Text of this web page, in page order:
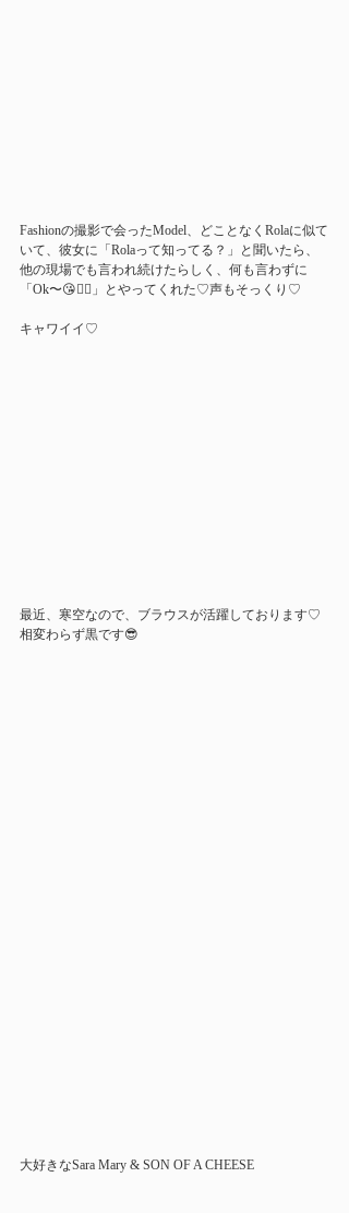
Fashionの撮影で会ったModel、どことなくRolaに似て
いて、彼女に「Rolaって知ってる？」と聞いたら、
他の現場でも言われ続けたらしく、何も言わずに
「Ok〜😘👌🏻」とやってくれた♡声もそっくり♡
キャワイイ♡
最近、寒空なので、ブラウスが活躍しております♡
相変わらず黒です😎
大好きなSara Mary & SON OF A CHEESE